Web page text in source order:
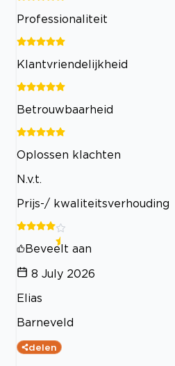
Professionaliteit
Klantvriendelijkheid
Betrouwbaarheid
Oplossen klachten
N.v.t.
Prijs-/ kwaliteitsverhouding
Beveelt aan
8 July 2026
Elias
Barneveld
delen